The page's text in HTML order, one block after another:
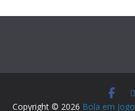
Copyright © 2026 Bola em Jogo